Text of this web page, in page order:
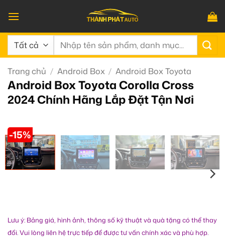
qua
nội
dung
Tìm
Trang chủ / Android Box / Android Box Toyota
Android Box Toyota Corolla Cross
2024 Chính Hãng Lắp Đặt Tận Nơi
-15%
Lưu ý: Bảng giá, hình ảnh, thông số kỹ thuật và quà tặng có thể thay
đổi. Vui lòng liên hệ trực tiếp để được tư vấn chính xác và phù hợp.